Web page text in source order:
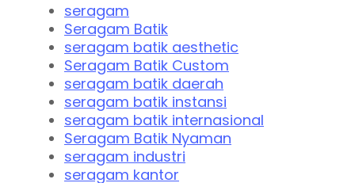
seragam
Seragam Batik
seragam batik aesthetic
Seragam Batik Custom
seragam batik daerah
seragam batik instansi
seragam batik internasional
Seragam Batik Nyaman
seragam industri
seragam kantor